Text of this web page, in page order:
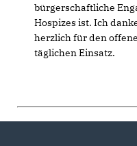
bürgerschaftliche
Hospizes ist. Ich
herzlich für den
täglichen Einsatz.